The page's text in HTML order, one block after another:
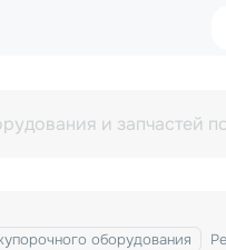
оборудования